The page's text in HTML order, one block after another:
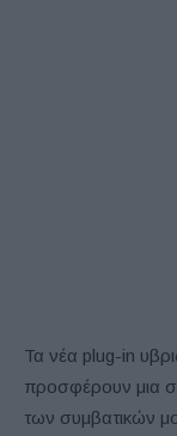
Τα νέα plug-in
προσφέρουν μια
των συμβατικών